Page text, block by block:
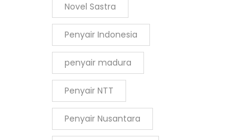
Novel Sastra
Penyair Indonesia
penyair madura
Penyair NTT
Penyair Nusantara